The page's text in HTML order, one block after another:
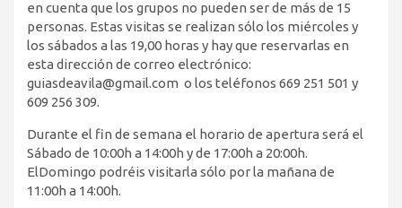
en cuenta que los grupos no pueden ser de más de 15
personas. Estas visitas se realizan sólo los miércoles y
los sábados a las 19,00 horas y hay que reservarlas en
esta dirección de correo electrónico:
guiasdeavila@gmail.com o los teléfonos 669 251 501 y
609 256 309.
Durante el fin de semana el horario de apertura será el
Sábado de 10:00h a 14:00h y de 17:00h a 20:00h.
ElDomingo podréis visitarla sólo por la mañana de
11:00h a 14:00h.